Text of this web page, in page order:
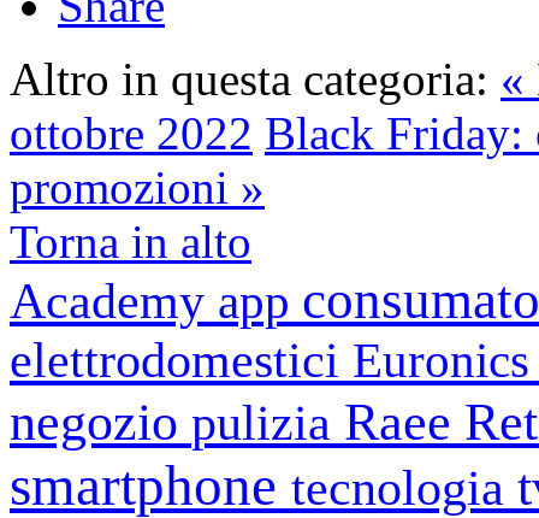
Altro in questa categoria: «
ottobre 2022 Black Friday:
promozioni »
Torna in alto
Academy app
elettrodomestici
negozio pulizia Raee
smartphone tecnologia